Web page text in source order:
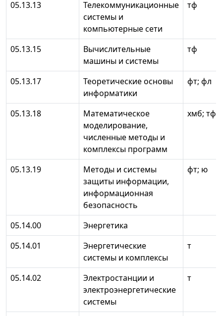
05.13.13
Телекоммуникационные
системы и
компьютерные сети
тф
05.13.15
Вычислительные
машины и системы
тф
05.13.17
Теоретические основы
информатики
фт; фл
05.13.18
Математическое
моделирование,
численные методы и
комплексы программ
хмб; тф
05.13.19
Методы и системы
защиты информации,
информационная
безопасность
фт; ю
05.14.00
Энергетика
05.14.01
Энергетические
системы и комплексы
т
05.14.02
Электростанции и
электроэнергетические
системы
т